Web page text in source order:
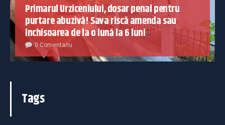
Primarul Urziceniului, dosar penal pentru
purtare abuzivă! Sava riscă amenda sau
închisoarea de la o lună la 6 luni
0 Comentariu
Tags